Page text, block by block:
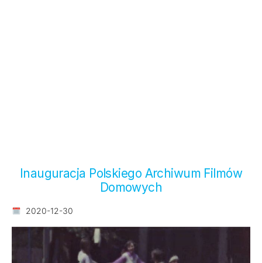
Inauguracja Polskiego Archiwum Filmów
Domowych
2020-12-30